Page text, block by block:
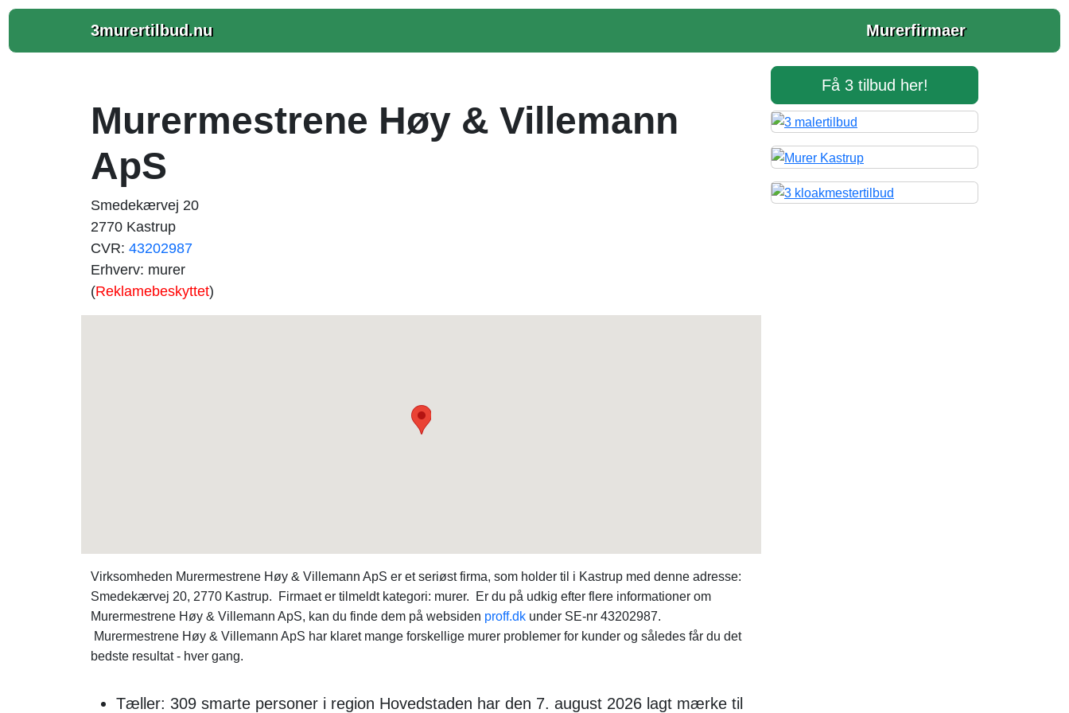
3murertilbud.nu Murerfirmaer
Murermestrene Høy & Villemann
ApS
Smedekærvej 20
2770 Kastrup
CVR: 43202987
Erhverv: murer
(Reklamebeskyttet)
Virksomheden Murermestrene Høy & Villemann ApS er et seriøst firma, som holder til i Kastrup med denne adresse:
Smedekærvej 20, 2770 Kastrup. Firmaet er tilmeldt kategori: murer. Er du på udkig efter flere informationer om
Murermestrene Høy & Villemann ApS, kan du finde dem på websiden proff.dk under SE-nr 43202987.
Murermestrene Høy & Villemann ApS har klaret mange forskellige murer problemer for kunder og således får du det
bedste resultat - hver gang.
Tæller: 309 smarte personer i region Hovedstaden har den 7. august 2026 lagt mærke til
Få 3 tilbud her!